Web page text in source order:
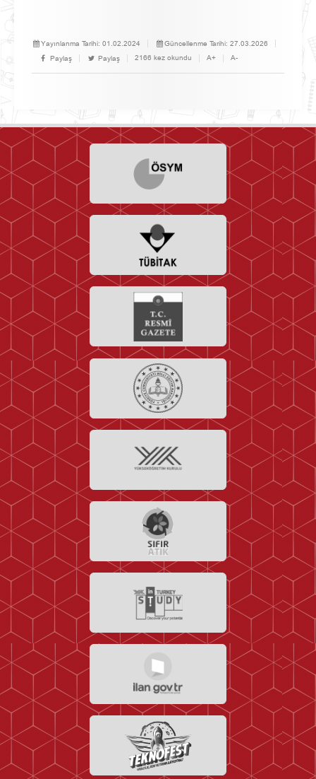
Yayınlanma Tarihi: 01.02.2024 Güncellenme Tarihi: 27.03.2026
Paylaş
Paylaş 2166 kez okundu A+ A-